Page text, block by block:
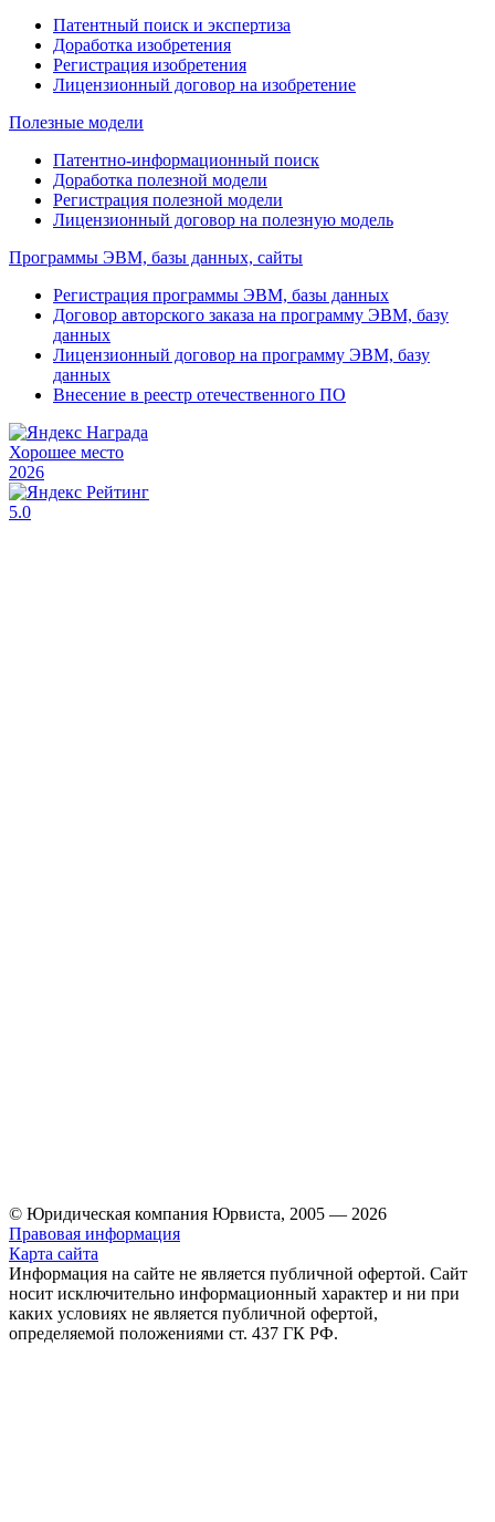
Патентный поиск и экспертиза
Доработка изобретения
Регистрация изобретения
Лицензионный договор на изобретение
Полезные модели
Патентно-информационный поиск
Доработка полезной модели
Регистрация полезной модели
Лицензионный договор на полезную модель
Программы ЭВМ, базы данных, сайты
Регистрация программы ЭВМ, базы данных
Договор авторского заказа на программу ЭВМ, базу
данных
Лицензионный договор на программу ЭВМ, базу
данных
Внесение в реестр отечественного ПО
Хорошее место
2026
5.0
© Юридическая компания Юрвиста, 2005 — 2026
Правовая информация
Карта сайта
Информация на сайте не является публичной офертой. Cайт
носит исключительно информационный характер и ни при
каких условиях не является публичной офертой,
определяемой положениями ст. 437 ГК РФ.